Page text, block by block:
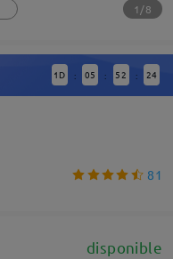
1/8
1 D : 05 : 52 : 23
81
disponible